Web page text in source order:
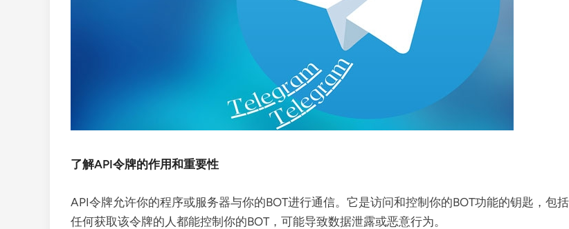
了解API令牌的作用和重要性
API令牌允许你的程序或服务器与你的BOT进行通信。它是访问和控制你的BOT功能的钥匙，包
任何获取该令牌的人都能控制你的BOT，可能导致数据泄露或恶意行为。